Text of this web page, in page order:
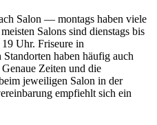
Salon — montags haben viele
Salons sind dienstags bis
Uhr. Friseure in
haben häufig auch
Zeiten und die
jeweiligen Salon in der
empfiehlt sich ein